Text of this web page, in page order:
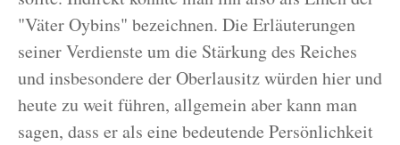
"Väter Oybins" bezeichnen. Die Erläuterungen
seiner Verdienste um die Stärkung des Reiches
und insbesondere der Oberlausitz würden hier und
heute zu weit führen, allgemein aber kann man
sagen, dass er als eine bedeutende Persönlichkeit